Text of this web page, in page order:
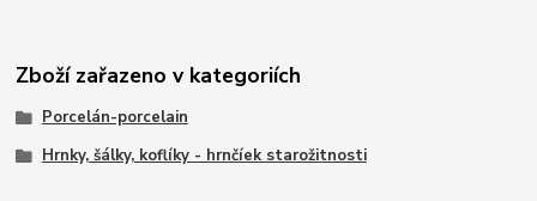
Zboží zařazeno v kategoriích
Porcelán-porcelain
Hrnky, šálky, koflíky - hrnčíek starožitnosti